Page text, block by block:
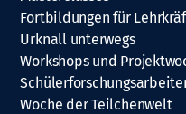
Fortbildungen für
Urknall unterwegs
Workshops und
Woche der Teilchenwelt